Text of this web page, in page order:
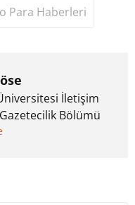
Para Haberleri
İletişim
Bölümü
ana akım
Mayıs ayından